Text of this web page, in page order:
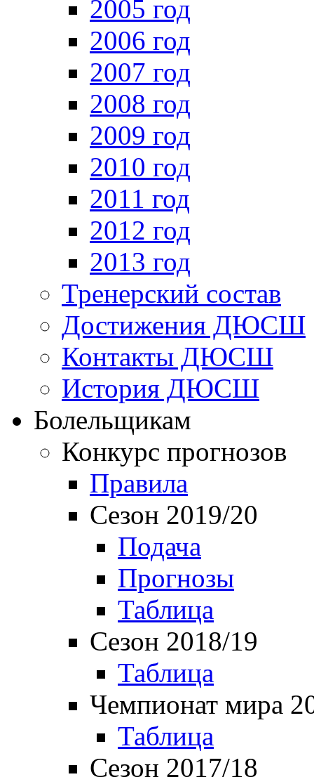
2005 год
2006 год
2007 год
2008 год
2009 год
2010 год
2011 год
2012 год
2013 год
Тренерский состав
Достижения ДЮСШ
Контакты ДЮСШ
История ДЮСШ
Болельщикам
Конкурс прогнозов
Правила
Сезон 2019/20
Подача
Прогнозы
Таблица
Сезон 2018/19
Таблица
Чемпионат мира
Таблица
Сезон 2017/18